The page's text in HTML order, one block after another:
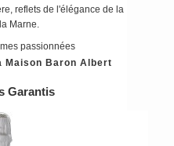
reflets de l'élégance de la
Marne.
passionnées
Maison Baron Albert
Garantis